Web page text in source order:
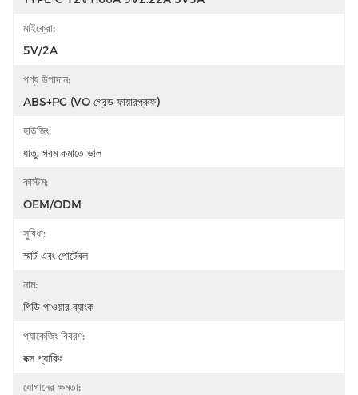
মাইক্রো:
5V/2A
পণ্য উপাদান:
ABS+PC (VO গ্রেড ফায়ারপ্রুফ)
হাউজিং:
ধাতু, গরম কমাতে ভাল
কাস্টম:
OEM/ODM
সুবিধা:
স্মার্ট এবং পোর্টেবল
নাম:
পিডি পাওয়ার ব্যাংক
প্যাকেজিং বিবরণ:
বক্স প্যাকিং
যোগানের ক্ষমতা: